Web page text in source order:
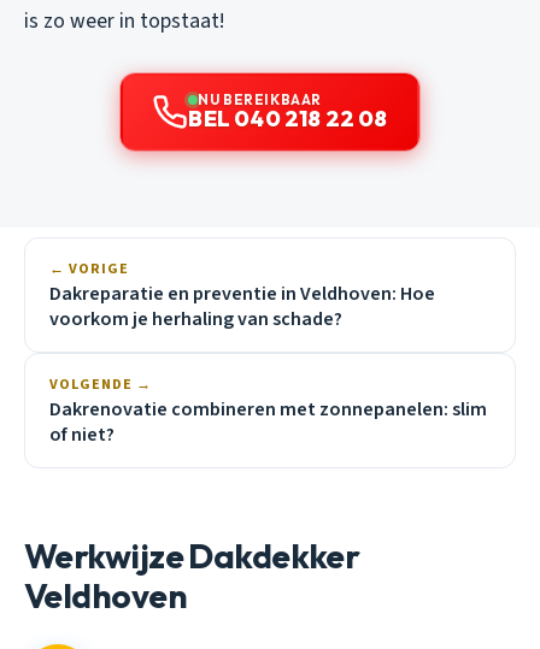
is zo weer in topstaat!
NU BEREIKBAAR
BEL 040 218 22 08
← VORIGE
Dakreparatie en preventie in Veldhoven: Hoe
voorkom je herhaling van schade?
VOLGENDE →
Dakrenovatie combineren met zonnepanelen: slim
of niet?
Werkwijze Dakdekker
Veldhoven